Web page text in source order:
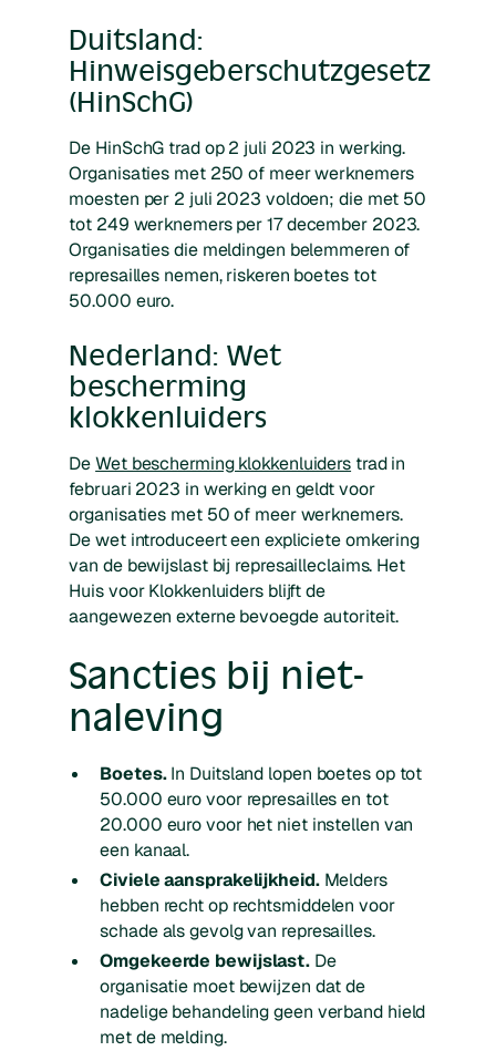
Duitsland:
Hinweisgeberschutzgesetz
(HinSchG)
De HinSchG trad op 2 juli 2023 in werking.
Organisaties met 250 of meer werknemers
moesten per 2 juli 2023 voldoen; die met 50
tot 249 werknemers per 17 december 2023.
Organisaties die meldingen belemmeren of
represailles nemen, riskeren boetes tot
50.000 euro.
Nederland: Wet
bescherming
klokkenluiders
DeWet bescherming klokkenluiders trad in
februari 2023 in werking en geldt voor
organisaties met 50 of meer werknemers.
De wet introduceert een expliciete omkering
van de bewijslast bij represailleclaims. Het
Huis voor Klokkenluiders blijft de
aangewezen externe bevoegde autoriteit.
Sancties bij niet-
naleving
Boetes.In Duitsland lopen boetes op tot
50.000 euro voor represailles en tot
20.000 euro voor het niet instellen van
een kanaal.
Civiele aansprakelijkheid.Melders
hebben recht op rechtsmiddelen voor
schade als gevolg van represailles.
Omgekeerde bewijslast. De
organisatie moet bewijzen dat de
nadelige behandeling geen verband hield
met de melding.